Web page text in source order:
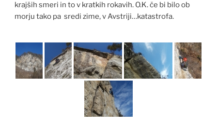
krajših smeri in to v kratkih rokavih. O.K. če bi bilo ob
morju tako pa sredi zime, v Avstriji…katastrofa.